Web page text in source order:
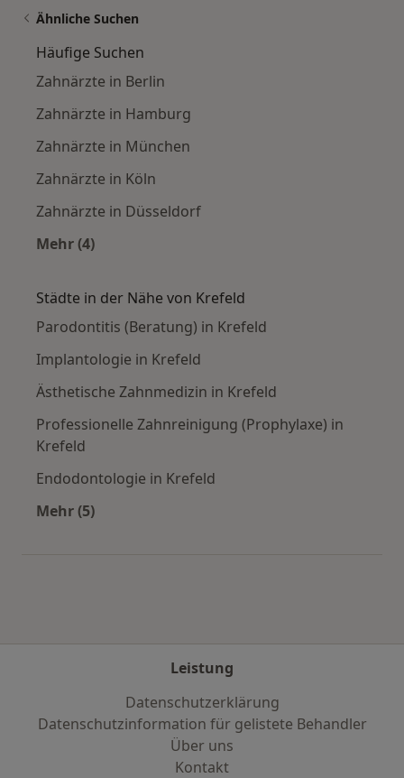
Ähnliche Suchen
Häufige Suchen
Zahnärzte in Berlin
Zahnärzte in Hamburg
Zahnärzte in München
Zahnärzte in Köln
Zahnärzte in Düsseldorf
Mehr (4)
Städte in der Nähe von Krefeld
Parodontitis (Beratung) in Krefeld
Implantologie in Krefeld
Ästhetische Zahnmedizin in Krefeld
Professionelle Zahnreinigung (Prophylaxe) in
Krefeld
Endodontologie in Krefeld
Mehr (5)
Leistung
Datenschutzerklärung
Datenschutzinformation für gelistete Behandler
Über uns
Kontakt